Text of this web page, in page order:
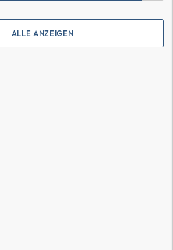
ALLE ANZEIGEN